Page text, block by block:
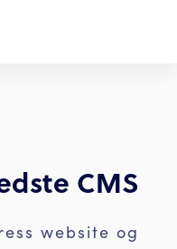
CMS
website og